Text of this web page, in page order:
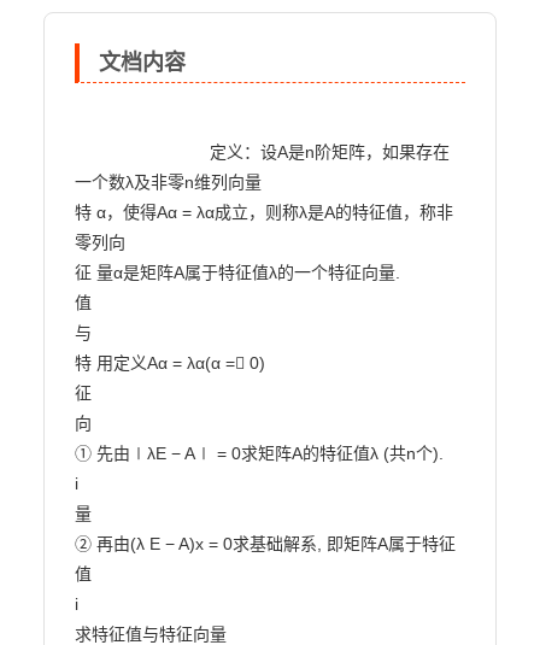
文档内容
一个数λ及非零n维列向量
特 α，使得Aα = λα成立，则称λ是A的特征值，称非
零列向
征 量α是矩阵A属于特征值λ的一个特征向量.
值
与
特 用定义Aα = λα(α = 0)
征
向
① 先由∣λE − A∣ = 0求矩阵A的特征值λ (共n个).
i
量
② 再由(λ E − A)x = 0求基础解系, 即矩阵A属于特征
值
i
求特征值与特征向量